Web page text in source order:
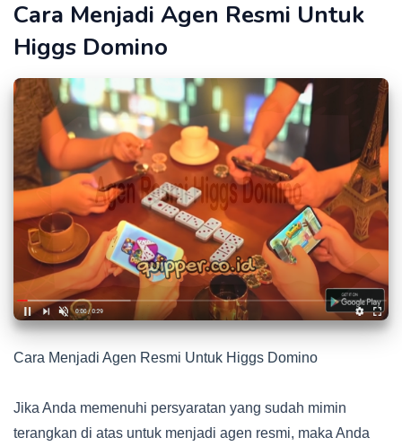
Cara Menjadi Agen Resmi Untuk
Higgs Domino
Cara Menjadi Agen Resmi Untuk Higgs Domino
Jika Anda memenuhi persyaratan yang sudah mimin
terangkan di atas untuk menjadi agen resmi, maka Anda